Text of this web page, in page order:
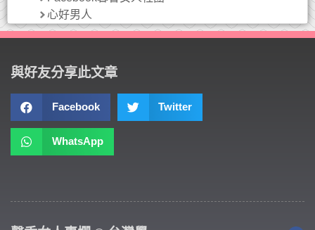
心好男人
與好友分享此文章
Facebook Twitter
WhatsApp